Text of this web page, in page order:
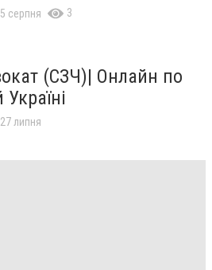
серпня 3
(СЗЧ)| Онлайн по
Україні
липня